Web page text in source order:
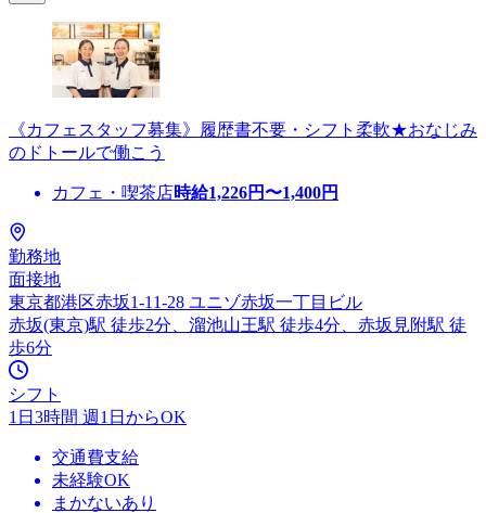
《カフェスタッフ募集》履歴書不要・シフト柔軟★おなじみ
のドトールで働こう
カフェ・喫茶店時給1,226円〜1,400円
勤務地
面接地
東京都港区赤坂1-11-28 ユニゾ赤坂一丁目ビル
赤坂(東京)駅 徒歩2分、溜池山王駅 徒歩4分、赤坂見附駅 徒
歩6分
シフト
1日3時間 週1日からOK
交通費支給
未経験OK
まかないあり